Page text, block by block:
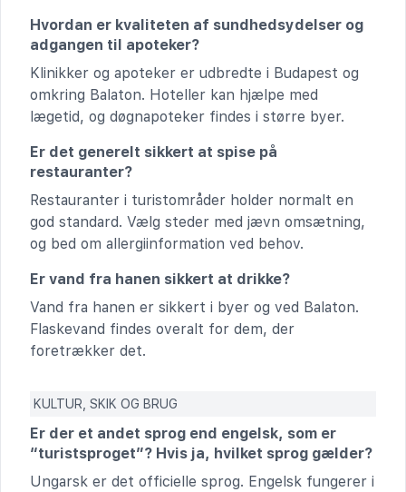
Hvordan er kvaliteten af sundhedsydelser og
adgangen til apoteker?
Klinikker og apoteker er udbredte i Budapest og
omkring Balaton. Hoteller kan hjælpe med
lægetid, og døgnapoteker findes i større byer.
Er det generelt sikkert at spise på
restauranter?
Restauranter i turistområder holder normalt en
god standard. Vælg steder med jævn omsætning,
og bed om allergiinformation ved behov.
Er vand fra hanen sikkert at drikke?
Vand fra hanen er sikkert i byer og ved Balaton.
Flaskevand findes overalt for dem, der
foretrækker det.
KULTUR, SKIK OG BRUG
Er der et andet sprog end engelsk, som er
“turistsproget”? Hvis ja, hvilket sprog gælder?
Ungarsk er det officielle sprog. Engelsk fungerer i